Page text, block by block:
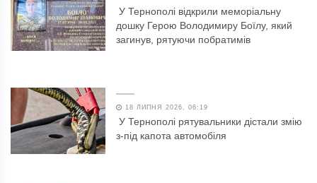
У Тернополі відкрили меморіальну
дошку Герою Володимиру Боїлу, який
загинув, рятуючи побратимів
18 ЛИПНЯ 2026, 06:19
У Тернополі рятувальники дістали змію
з-під капота автомобіля